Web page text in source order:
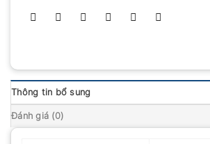
Thông tin bổ sung
Đánh giá (0)